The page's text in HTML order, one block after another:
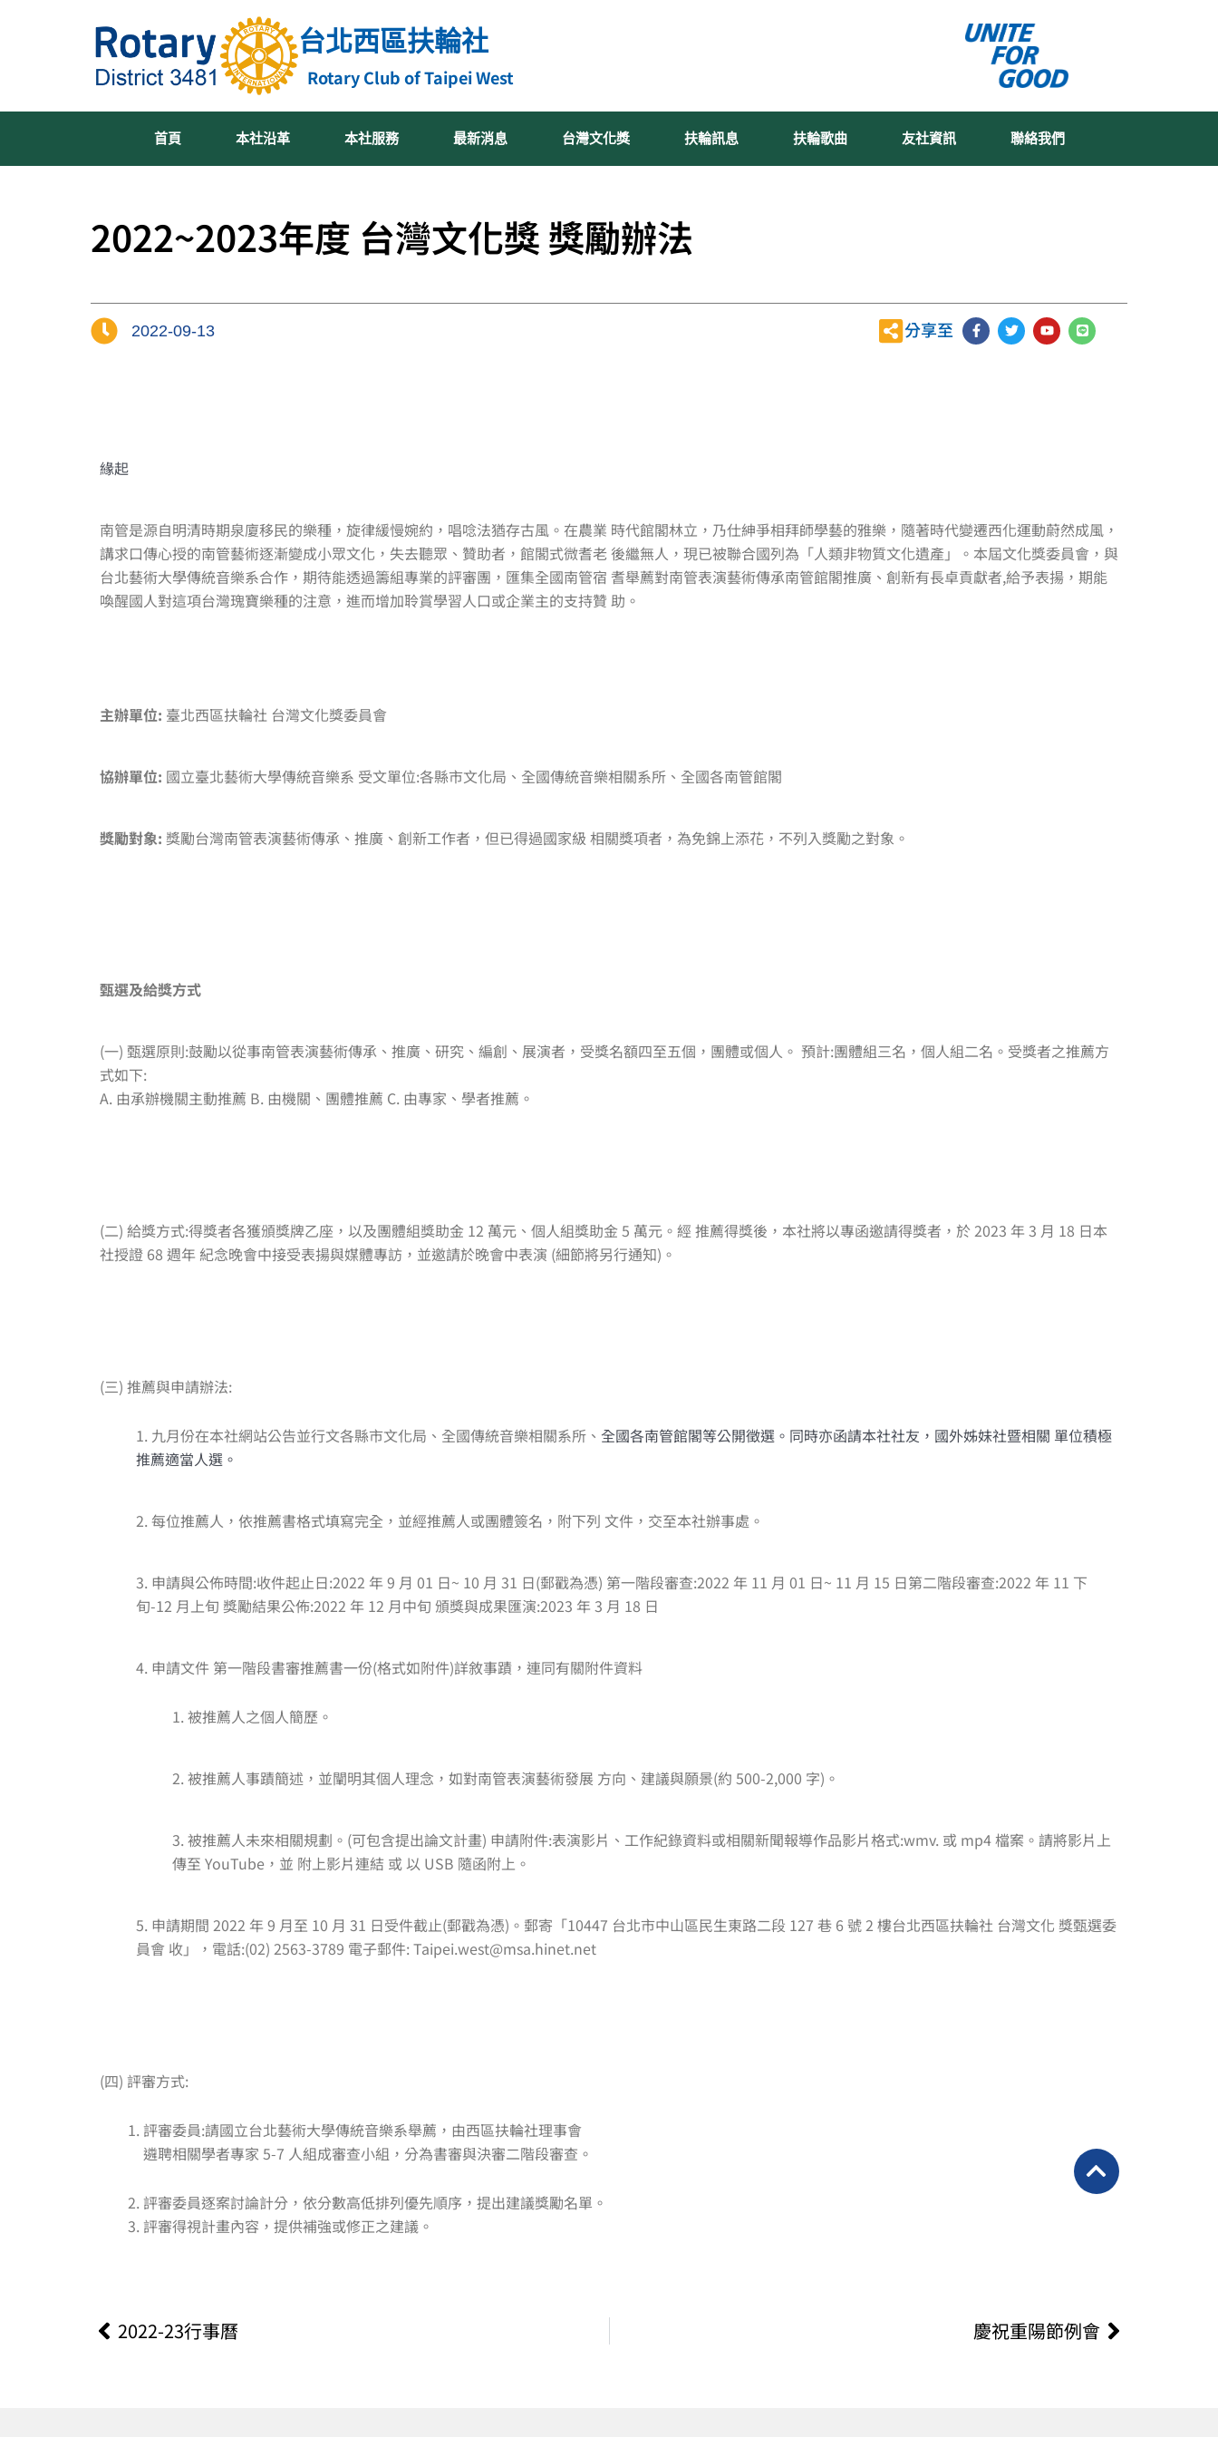
台北西區扶輪社
Rotary Club of Taipei West
首頁 本社沿革 本社服務 最新消息 台灣文化獎 扶輪訊息 扶輪歌曲 友社資訊 聯絡我們
2022~2023年度 台灣文化獎 獎勵辦法
2022-09-13 分享至 F
a
c
T
w
i
Y
o
u
L
i
n
緣起
南管是源自明清時期泉廈移民的樂種，旋律緩慢婉約，唱唸法猶存古風。在農業 時代館閣林立，乃仕紳爭相拜師學藝的雅樂，隨著時代變遷西化運動蔚然成風，
講求口傳心授的南管藝術逐漸變成小眾文化，失去聽眾、贊助者，館閣式微耆老 後繼無人，現已被聯合國列為「人類非物質文化遺產」。本屆文化獎委員會，與
台北藝術大學傳統音樂系合作，期待能透過籌組專業的評審團，匯集全國南管宿 耆舉薦對南管表演藝術傳承南管館閣推廣、創新有長卓貢獻者,給予表揚，期能
喚醒國人對這項台灣瑰寶樂種的注意，進而增加聆賞學習人口或企業主的支持贊 助。
主辦單位: 臺北西區扶輪社 台灣文化獎委員會
協辦單位: 國立臺北藝術大學傳統音樂系 受文單位:各縣市文化局、全國傳統音樂相關系所、全國各南管館閣
獎勵對象: 獎勵台灣南管表演藝術傳承、推廣、創新工作者，但已得過國家級 相關獎項者，為免錦上添花，不列入獎勵之對象。
甄選及給獎方式
(一) 甄選原則:鼓勵以從事南管表演藝術傳承、推廣、研究、編創、展演者，受獎名額四至五個，團體或個人。 預計:團體組三名，個人組二名。受獎者之推薦方
式如下:
A. 由承辦機關主動推薦 B. 由機關、團體推薦 C. 由專家、學者推薦。
(二) 給獎方式:得獎者各獲頒獎牌乙座，以及團體組獎助金 12 萬元、個人組獎助金 5 萬元。經 推薦得獎後，本社將以專函邀請得獎者，於 2023 年 3 月 18 日本
社授證 68 週年 紀念晚會中接受表揚與媒體專訪，並邀請於晚會中表演 (細節將另行通知)。
(三) 推薦與申請辦法:
1. 九月份在本社網站公告並行文各縣市文化局、全國傳統音樂相關系所、 全國各南管館閣等公開徵選。同時亦函請本社社友，國外姊妹社暨相關 單位積極
推薦適當人選。
2. 每位推薦人，依推薦書格式填寫完全，並經推薦人或團體簽名，附下列 文件，交至本社辦事處。
3. 申請與公佈時間:收件起止日:2022 年 9 月 01 日~ 10 月 31 日(郵戳為憑) 第一階段審查:2022 年 11 月 01 日~ 11 月 15 日第二階段審查:2022 年 11 下
旬-12 月上旬 獎勵結果公佈:2022 年 12 月中旬 頒獎與成果匯演:2023 年 3 月 18 日
4. 申請文件 第一階段書審推薦書一份(格式如附件)詳敘事蹟，連同有關附件資料
1. 被推薦人之個人簡歷。
2. 被推薦人事蹟簡述，並闡明其個人理念，如對南管表演藝術發展 方向、建議與願景(約 500-2,000 字)。
3. 被推薦人未來相關規劃。(可包含提出論文計畫) 申請附件:表演影片、工作紀錄資料或相關新聞報導作品影片格式:wmv. 或 mp4 檔案。請將影片上
傳至 YouTube，並 附上影片連結 或 以 USB 隨函附上。
5. 申請期間 2022 年 9 月至 10 月 31 日受件截止(郵戳為憑)。郵寄「10447 台北市中山區民生東路二段 127 巷 6 號 2 樓台北西區扶輪社 台灣文化 獎甄選委
員會 收」，電話:(02) 2563-3789 電子郵件: Taipei.west@msa.hinet.net
(四) 評審方式:
評審委員:請國立台北藝術大學傳統音樂系舉薦，由西區扶輪社理事會
遴聘相關學者專家 5-7 人組成審查小組，分為書審與決審二階段審查。
評審委員逐案討論計分，依分數高低排列優先順序，提出建議獎勵名單。
評審得視計畫內容，提供補強或修正之建議。
上一頁
2022-23行事曆 慶祝重陽節例會下一篇